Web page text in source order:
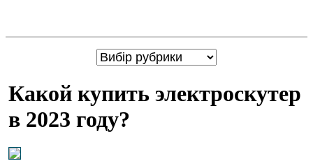
Какой купить электроскутер
в 2023 году?